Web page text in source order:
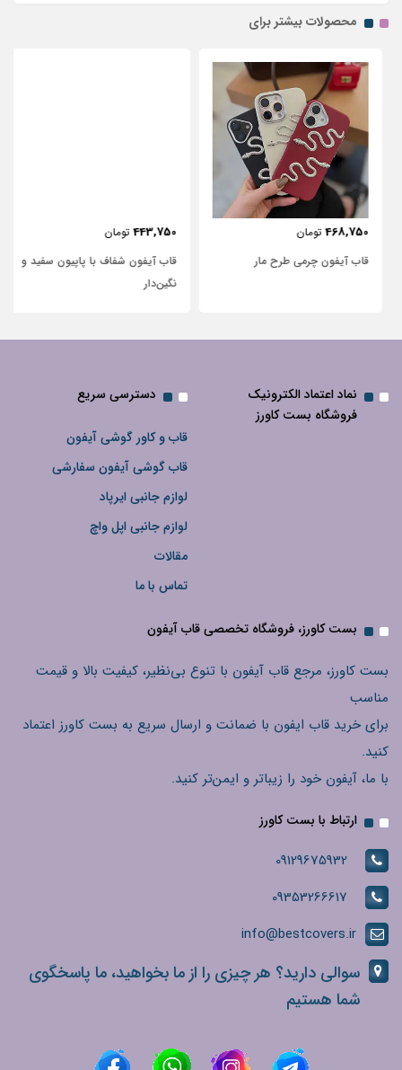
محصولات بیشتر برای
468,750 تومان
قاب آیفون چرمی طرح مار
443,750 تومان
قاب آیفون شفاف با پاپیون سفید و
نگین‌دار
نماد اعتماد الکترونیک
فروشگاه بست کاورز
دسترسی سریع
قاب و کاور گوشی آیفون
قاب گوشی آیفون سفارشی
لوازم جانبی ایرپاد
لوازم جانبی اپل واچ
مقالات
تماس با ما
بست کاورز، فروشگاه تخصصی قاب آیفون
بست کاورز، مرجع قاب آیفون با تنوع بی‌نظیر، کیفیت بالا و قیمت
مناسب
برای خرید قاب ایفون با ضمانت و ارسال سریع به بست کاورز اعتماد
کنید.
با ما، آیفون خود را زیباتر و ایمن‌تر کنید.
ارتباط با بست کاورز
09129675932
09353266617
info@bestcovers.ir
سوالی دارید؟ هر چیزی را از ما بخواهید، ما پاسخگوی
شما هستیم